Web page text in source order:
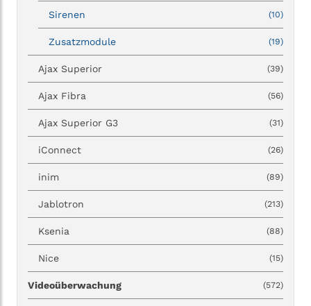
Sirenen (10)
Zusatzmodule (19)
Ajax Superior (39)
Ajax Fibra (56)
Ajax Superior G3 (31)
iConnect (26)
inim (89)
Jablotron (213)
Ksenia (88)
Nice (15)
Videoüberwachung (572)